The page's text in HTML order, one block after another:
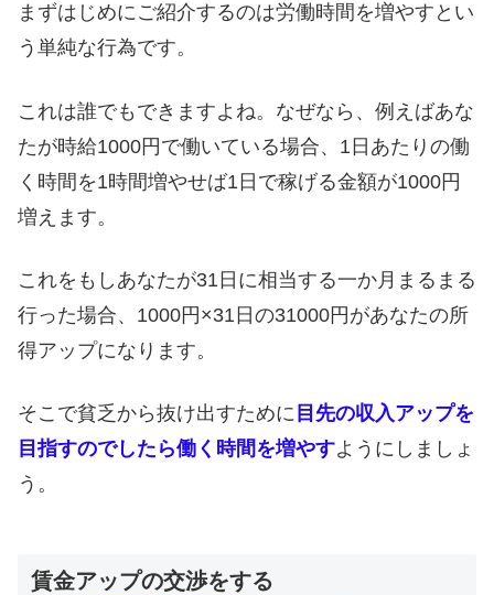
まずはじめにご紹介するのは労働時間を増やすとい
う単純な行為です。
これは誰でもできますよね。なぜなら、例えばあな
たが時給1000円で働いている場合、1日あたりの働
く時間を1時間増やせば1日で稼げる金額が1000円
増えます。
これをもしあなたが31日に相当する一か月まるまる
行った場合、1000円×31日の31000円があなたの所
得アップになります。
そこで貧乏から抜け出すために 目先の収入アップを
目指すのでしたら働く時間を増やすようにしましょ
う。
賃金アップの交渉をする